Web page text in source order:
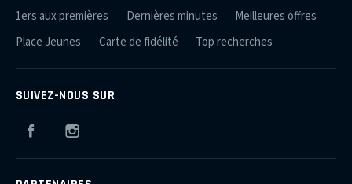
1ers aux premières Dernières minutes
Meilleures offres
Place Jeunes
Carte de fidélité Top recherches
SUIVEZ-NOUS SUR
Facebook